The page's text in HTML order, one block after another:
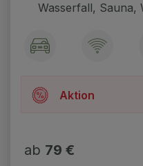
Wasserfall, Sauna,
Aktion
☞ SOMMER
Aufetnhalt im
ab 79 €